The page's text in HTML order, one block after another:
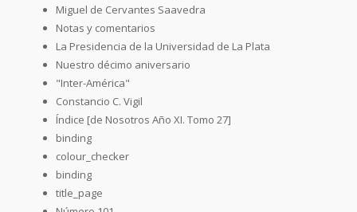
Miguel de Cervantes Saavedra
Notas y comentarios
La Presidencia de la Universidad de La Plata
Nuestro décimo aniversario
"Inter-América"
Constancio C. Vigil
Índice [de Nosotros Año XI. Tomo 27]
binding
colour_checker
binding
title_page